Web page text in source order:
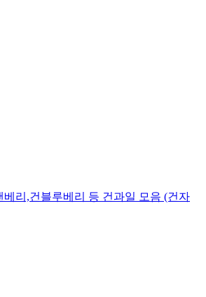
리,건블루베리 등 건과일 모음 (건자